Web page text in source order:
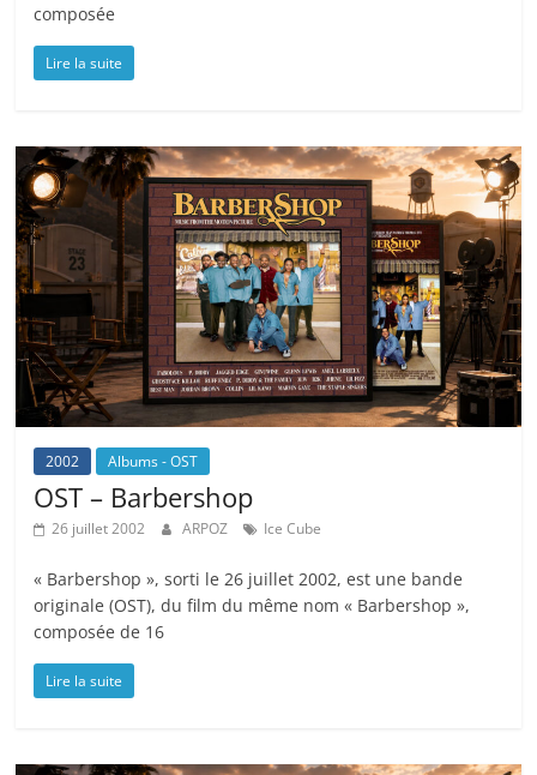
composée
Lire la suite
2002 Albums - OST
OST – Barbershop
26 juillet 2002 ARPOZ Ice Cube
« Barbershop », sorti le 26 juillet 2002, est une bande
originale (OST), du film du même nom « Barbershop »,
composée de 16
Lire la suite